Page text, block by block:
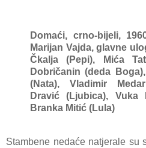
Domaći, crno-bijeli,
Marijan Vajda, g lavne
Čkalja (Pepi), Mića
Dobričanin (deda
(Nata), Vladimir
Dravić (Ljubica), Vuka
Branka Mitić (Lula)
Stambene nedaće natjerale su